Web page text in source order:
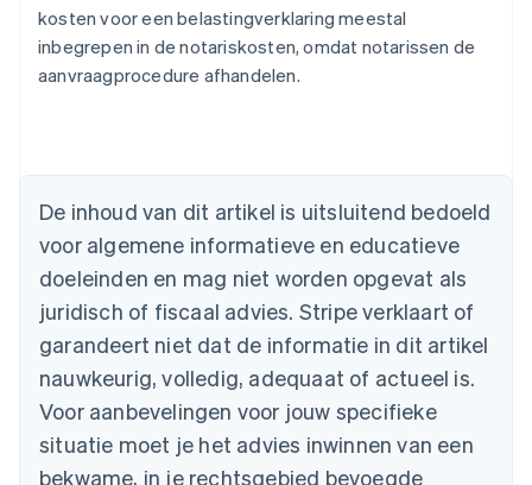
kosten voor een belastingverklaring meestal
inbegrepen in de notariskosten, omdat notarissen de
aanvraagprocedure afhandelen.
De inhoud van dit artikel is uitsluitend bedoeld
voor algemene informatieve en educatieve
doeleinden en mag niet worden opgevat als
juridisch of fiscaal advies. Stripe verklaart of
garandeert niet dat de informatie in dit artikel
nauwkeurig, volledig, adequaat of actueel is.
Voor aanbevelingen voor jouw specifieke
situatie moet je het advies inwinnen van een
bekwame, in je rechtsgebied bevoegde
Australië
English
België
NederlandsFrançaisDeutschEnglish
Brazilië
Bulgarije
English
Canada
EnglishFrançais
Cyprus
English